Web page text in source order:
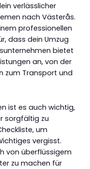
verlässlicher
nach Västerås.
professionellen
dass dein Umzug
bietet
an, von der
zum Transport und
ist es auch wichtig,
sorgfältig zu
um
vergisst.
von überflüssigem
zu machen für